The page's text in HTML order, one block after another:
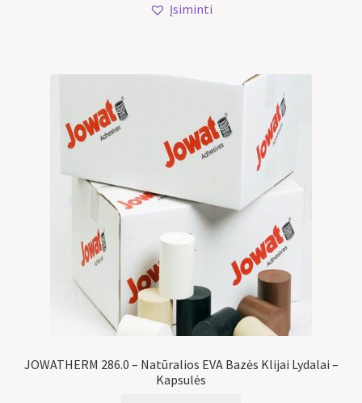
Įsiminti
JOWATHERM 286.0 – Natūralios EVA Bazės Klijai Lydalai –
Kapsulės